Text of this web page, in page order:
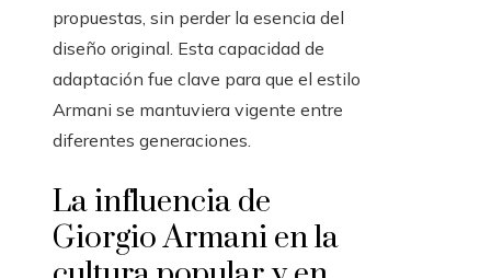
propuestas, sin perder la esencia del
diseño original. Esta capacidad de
adaptación fue clave para que el estilo
Armani se mantuviera vigente entre
diferentes generaciones.
La influencia de
Giorgio Armani en la